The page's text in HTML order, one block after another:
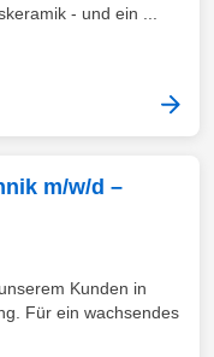
- und ein ...
m/w/d –
Kunden in
Für ein wachsendes